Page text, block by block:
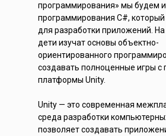
программирования» мы будем
программирования C#,
для разработки приложений. На
дети изучат основы объектно-
ориентированного
создавать полноценные игры
платформы Unity.
Unity — это современная
среда разработки
позволяет создавать